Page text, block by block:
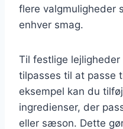
flere valgmuligheder
enhver smag.
Til festlige
tilpasses til at passe
eksempel kan du
ingredienser, der
eller sæson. Dette